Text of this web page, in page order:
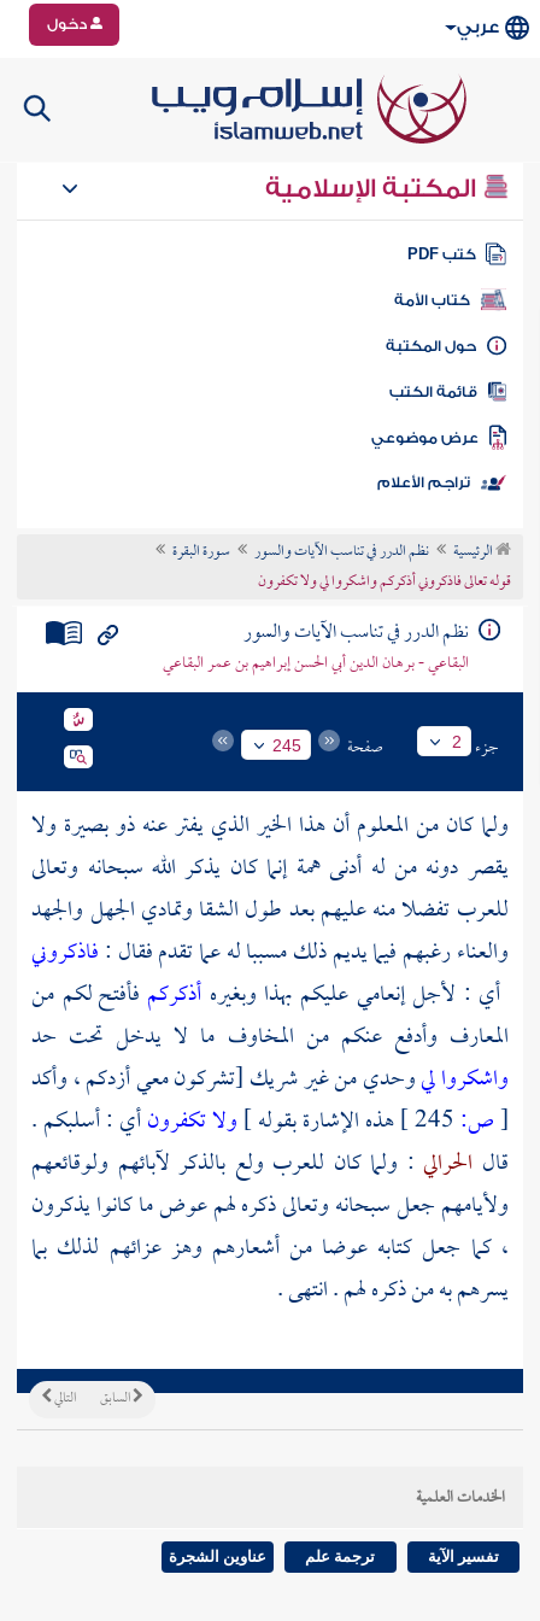
عربي دخول
المكتبة الإسلامية
كتب PDF
كتاب الأمة
المكتبة
الكتب
موضوعي
تراجم الأعلام
الرئيسية نظم الدرر في تناسب الآيات والسور
سورة البقرة
قوله تعالى فاذكروني أذكركم واشكروا لي ولا تكفرون
نظم الدرر في تناسب الآيات والسور
البقاعي - برهان الدين أبي الحسن إبراهيم بن عمر البقاعي
جزء 2 صفحة 245
ولما كان من المعلوم أن هذا الخير الذي يفتر عنه ذو بصيرة ولا
يقصر دونه من له أدنى همة إنما كان يذكر الله سبحانه وتعالى
للعرب تفضلا منه عليهم بعد طول الشقا وتمادي الجهل والجهد
والعناء رغبهم فيما يديم ذلك مسببا له عما تقدم فقال :فاذكروني
أي : لأجل إنعامي عليكم بهذا وبغيره أذكركم فأفتح لكم من
المعارف وأدفع عنكم من المخاوف ما لا يدخل تحت حد
واشكروا ليوحدي من غير شريك [تشركون معي أزدكم ، وأكد
[ص: هذه الإشارة بقوله ]ولا تكفرونأي : أسلبكم .
قال الحرالي : ولما كان للعرب ولع بالذكر لآبائهم ولوقائعهم
ولأيامهم جعل سبحانه وتعالى ذكره لهم عوض ما كانوا يذكرون
، كما جعل كتابه عوضا من أشعارهم وهز عزائهم لذلك بما
يسرهم به من ذكره لهم . انتهى .
التالي السابق
الخدمات العلمية
تفسير الآية ترجمة علم عناوين الشجرة